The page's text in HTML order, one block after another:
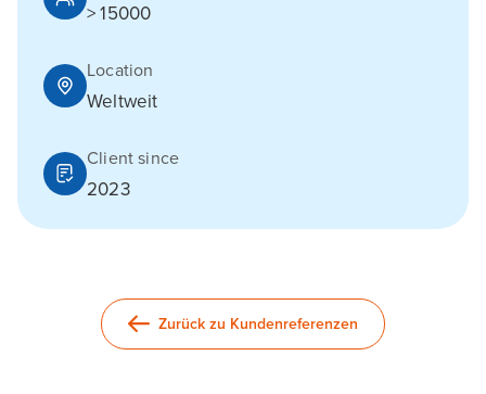
> 15000
Location
Weltweit
Client since
2023
Zurück zu Kundenreferenzen